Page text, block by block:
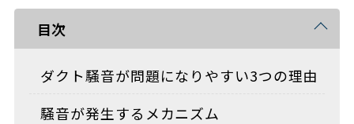
目次
ダクト騒音が問題になりやすい3つの理由
騒音が発生するメカニズム